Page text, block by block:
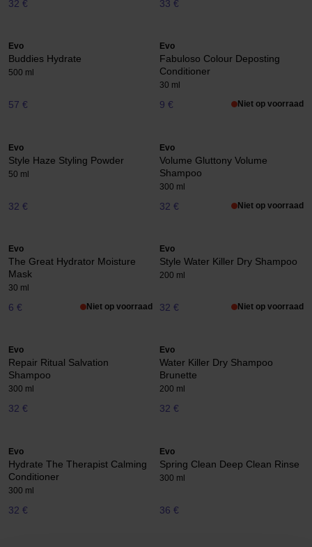
32 € 33 €
Evo
Buddies Hydrate
500 ml
57 €
Evo
Fabuloso Colour Deposting
Conditioner
30 ml
9 € Niet op voorraad
Evo
Style Haze Styling Powder
50 ml
32 €
Evo
Volume Gluttony Volume
Shampoo
300 ml
32 € Niet op voorraad
Evo
The Great Hydrator Moisture
Mask
30 ml
6 € Niet op voorraad
Evo
Style Water Killer Dry Shampoo
200 ml
32 € Niet op voorraad
Evo
Repair Ritual Salvation
Shampoo
300 ml
32 €
Evo
Water Killer Dry Shampoo
Brunette
200 ml
32 €
Evo
Hydrate The Therapist Calming
Conditioner
300 ml
32 €
Evo
Spring Clean Deep Clean Rinse
300 ml
36 €